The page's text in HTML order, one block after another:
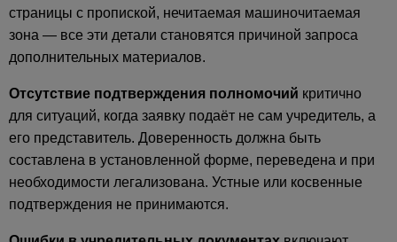
страницы с пропиской, нечитаемая машиночитаемая
зона — все эти детали становятся причиной запроса
дополнительных материалов.
Отсутствие подтверждения полномочий критично
для ситуаций, когда заявку подаёт не сам учредитель, а
его представитель. Доверенность должна быть
составлена в установленной форме, переведена и при
необходимости легализована. Устные или косвенные
подтверждения не принимаются.